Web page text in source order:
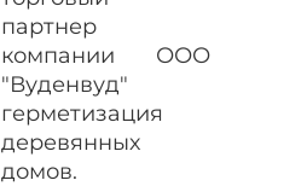
партнер
компании ООО
"Вуденвуд"
герметизация
деревянных
домов.